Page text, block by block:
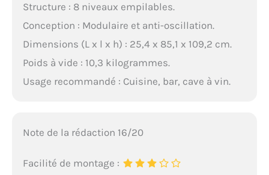
Structure : 8 niveaux empilables.
Conception : Modulaire et anti-oscillation.
Dimensions (L x l x h) : 25,4 x 85,1 x 109,2 cm.
Poids à vide : 10,3 kilogrammes.
Usage recommandé : Cuisine, bar, cave à vin.
Note de la rédaction 16/20
Facilité de montage :